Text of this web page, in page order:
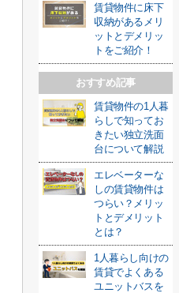
賃貸物件に床下
収納があるメリ
ットとデメリッ
トをご紹介！
おすすめ記事
賃貸物件の1人暮
らしで知ってお
きたい独立洗面
台について解説
エレベーターな
しの賃貸物件は
つらい？メリッ
トとデメリット
とは？
1人暮らし向けの
賃貸でよくある
ユニットバスを